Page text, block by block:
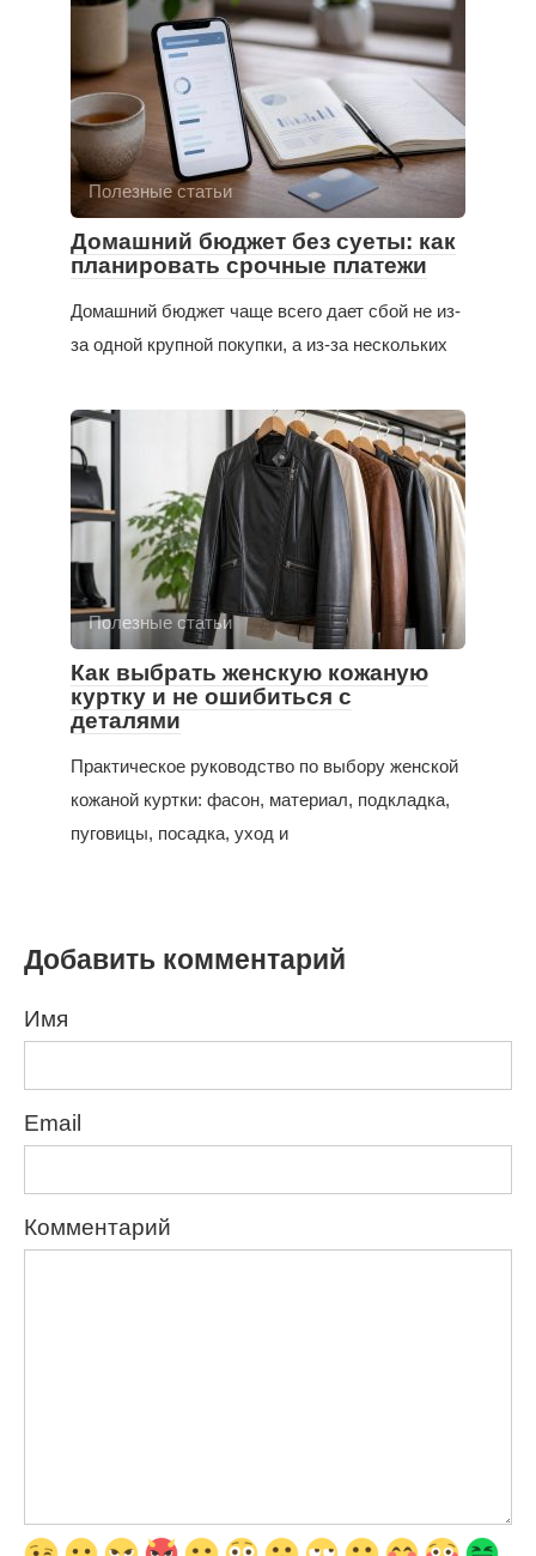
Полезные статьи
Домашний бюджет без суеты: как
планировать срочные платежи
Домашний бюджет чаще всего дает сбой не из-
за одной крупной покупки, а из-за нескольких
Полезные статьи
Как выбрать женскую кожаную
куртку и не ошибиться с
деталями
Практическое руководство по выбору женской
кожаной куртки: фасон, материал, подкладка,
пуговицы, посадка, уход и
Добавить комментарий
Имя
Email
Комментарий